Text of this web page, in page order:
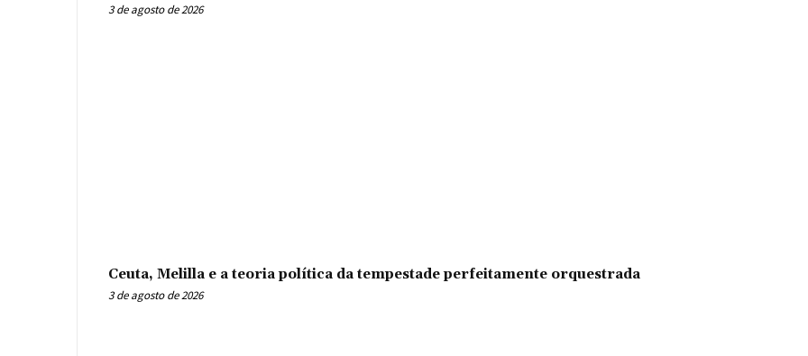
3 de agosto de 2026
Ceuta, Melilla e a teoria política da tempestade perfeitamente orquestrada
3 de agosto de 2026